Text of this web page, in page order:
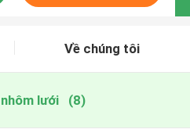
Về chúng tôi
lưới (8)